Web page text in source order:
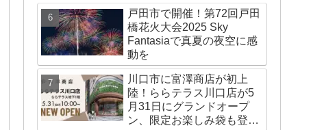
戸田市で開催！第72回戸田
橋花火大会2025 Sky
Fantasiaで真夏の夜空に感
動を
川口市に富澤商店が初上
陸！ららテラス川口店が5
月31日にグランドオープ
ン、限定お楽しみ袋も登